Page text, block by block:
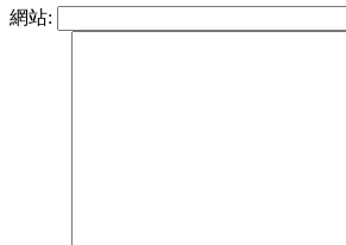
網站: